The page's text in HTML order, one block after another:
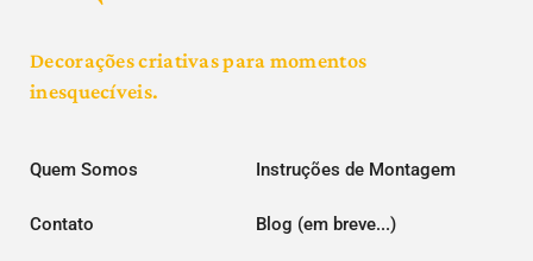
Decorações criativas para momentos
inesquecíveis.
Quem Somos Instruções de Montagem
Contato Blog (em breve...)